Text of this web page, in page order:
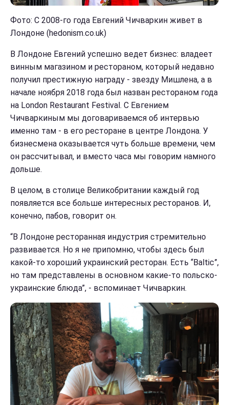
Фото: С 2008-го года Евгений Чичваркин живет в
Лондоне (hedonism.co.uk)
В Лондоне Евгений успешно ведет бизнес: владеет
винным магазином и рестораном, который недавно
получил престижную награду - звезду Мишлена, а в
начале ноября 2018 года был назван рестораном года
на London Restaurant Festival. С Евгением
Чичваркиным мы договариваемся об интервью
именно там - в его ресторане в центре Лондона. У
бизнесмена оказывается чуть больше времени, чем
он рассчитывал, и вместо часа мы говорим намного
дольше.
В целом, в столице Великобритании каждый год
появляется все больше интересных ресторанов. И,
конечно, пабов, говорит он.
“В Лондоне ресторанная индустрия стремительно
развивается. Но я не припомню, чтобы здесь был
какой-то хороший украинский ресторан. Есть “Baltic”,
но там представлены в основном какие-то польско-
украинские блюда”, - вспоминает Чичваркин.